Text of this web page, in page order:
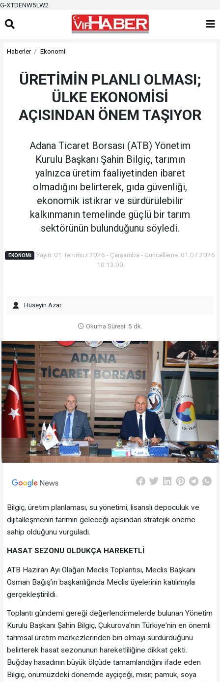
G-XTDENW5LW2
Haberler Ekonomi
ÜRETİMİN PLANLI OLMASI;
ÜLKE EKONOMİSİ
AÇISINDAN ÖNEM TAŞIYOR
Adana Ticaret Borsası (ATB) Yönetim
Kurulu Başkanı Şahin Bilgiç, tarımın
yalnızca üretim faaliyetinden ibaret
olmadığını belirterek, gıda güvenliği,
ekonomik istikrar ve sürdürülebilir
kalkınmanın temelinde güçlü bir tarım
sektörünün bulunduğunu söyledi.
EKONOMI
Yayın: 01 Temmuz 2026 - Çarşamba - Güncelleme: 01.07.2026
10:13:00
Hüseyin Azar
Okuma Süresi: 5 dk.
Bilgiç, üretim planlaması, su yönetimi, lisanslı depoculuk ve
dijitalleşmenin tarımın geleceği açısından stratejik öneme
sahip olduğunu vurguladı.
HASAT SEZONU OLDUKÇA HAREKETLİ
ATB Haziran Ayı Olağan Meclis Toplantısı, Meclis Başkanı
Osman Bağış’ın başkanlığında Meclis üyelerinin katılımıyla
gerçekleştirildi.
Toplantı gündemi gereği değerlendirmelerde bulunan Yönetim
Kurulu Başkanı Şahin Bilgiç, Çukurova'nın Türkiye'nin en önemli
tarımsal üretim merkezlerinden biri olmayı sürdürdüğünü
belirterek hasat sezonunun hareketliliğine dikkat çekti.
Buğday hasadının büyük ölçüde tamamlandığını ifade eden
Bilgiç, önümüzdeki dönemde ayçiçeği, mısır, pamuk, soya